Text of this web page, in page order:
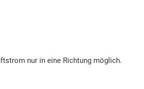
nur in eine Richtung möglich.